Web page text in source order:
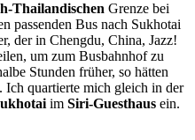
Thailandischen Grenze bei
passenden Bus nach Sukhotai
der in Chengdu, China, Jazz!
um zum Busbahnhof zu
Stunden früher, so hätten
Ich quartierte mich gleich in der
im Siri-Guesthaus ein.